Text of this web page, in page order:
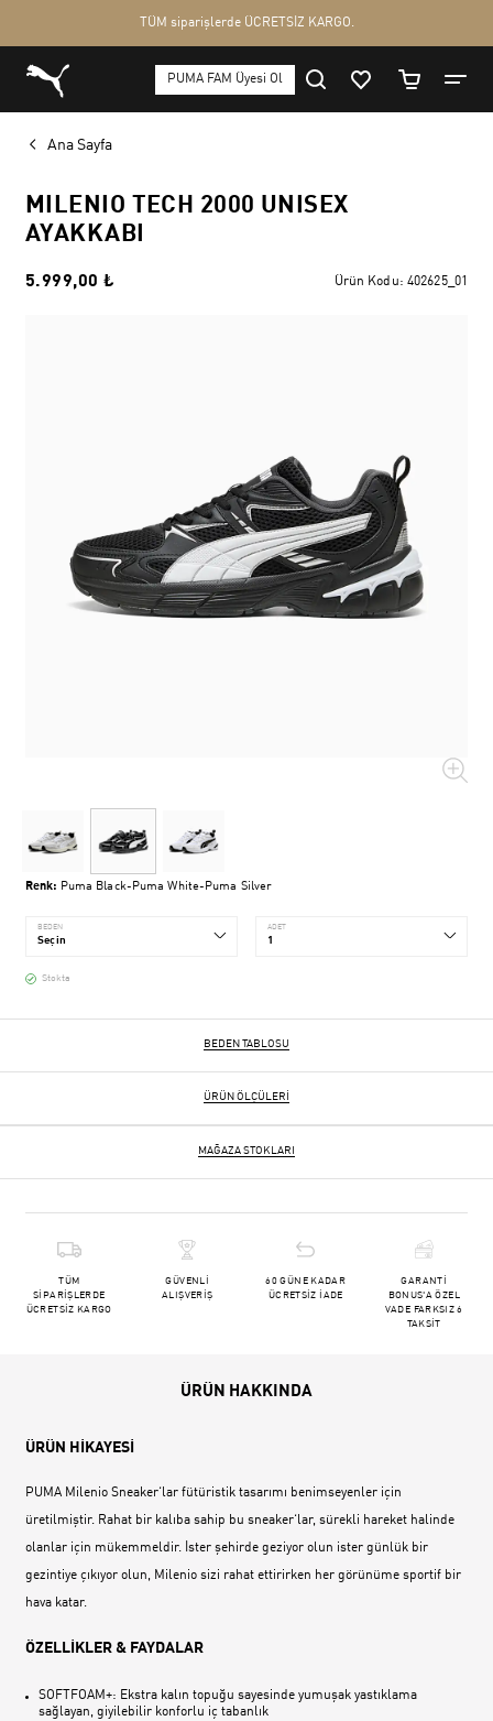
Ana Sayfa
MILENIO TECH 2000 UNISEX
AYAKKABI
5.999,00 ₺ Ürün Kodu: 402625_01
Renk: Puma Black-Puma White-Puma Silver
BEDEN ADET
Stokta
BEDEN TABLOSU
ÜRÜN ÖLÇÜLERI
MAĞAZA STOKLARI
TÜM
SİPARİŞLERDE
ÜCRETSİZ KARGO
GÜVENLİ
ALIŞVERİŞ
60 GÜNE KADAR
ÜCRETSİZ İADE
GARANTİ
BONUS'A ÖZEL
VADE FARKSIZ 6
TAKSİT
ÜRÜN HAKKINDA
ÜRÜN HİKAYESİ
PUMA Milenio Sneaker‘lar fütüristik tasarımı benimseyenler için
üretilmiştir. Rahat bir kalıba sahip bu sneaker‘lar, sürekli hareket halinde
olanlar için mükemmeldir. İster şehirde geziyor olun ister günlük bir
gezintiye çıkıyor olun, Milenio sizi rahat ettirirken her görünüme sportif bir
hava katar.
ÖZELLİKLER & FAYDALAR
SOFTFOAM+: Ekstra kalın topuğu sayesinde yumuşak yastıklama
sağlayan, giyilebilir konforlu iç tabanlık